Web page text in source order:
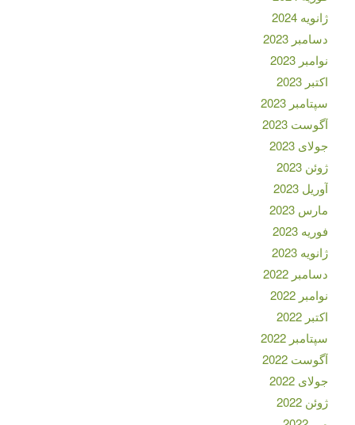
ژانویه 2024
دسامبر 2023
نوامبر 2023
اکتبر 2023
سپتامبر 2023
آگوست 2023
جولای 2023
ژوئن 2023
آوریل 2023
مارس 2023
فوریه 2023
ژانویه 2023
دسامبر 2022
نوامبر 2022
اکتبر 2022
سپتامبر 2022
آگوست 2022
جولای 2022
ژوئن 2022